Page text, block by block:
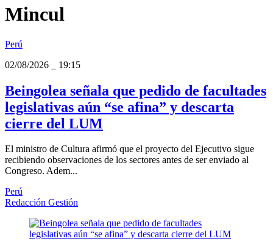
Mincul
Perú
02/08/2026
19:15
Beingolea señala que pedido de facultades
legislativas aún “se afina” y descarta
cierre del LUM
El ministro de Cultura afirmó que el proyecto del Ejecutivo sigue
recibiendo observaciones de los sectores antes de ser enviado al
Congreso. Adem...
Perú
Redacción Gestión